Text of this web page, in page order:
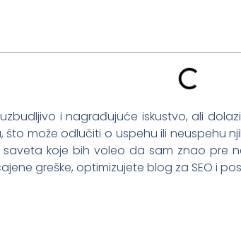
i nagrađujuće iskustvo, ali
što može odlučiti o uspehu ili neuspehu
koje bih voleo da sam znao pre
greške, optimizujete blog za SEO i